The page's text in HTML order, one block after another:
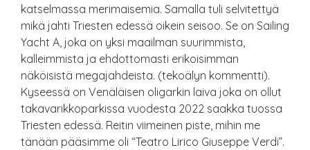
katselmassa merimaisemia. Samalla tuli selvitettyä
mikä jahti Triesten edessä oikein seisoo. Se on Sailing
Yacht A, joka on yksi maailman suurimmista,
kalleimmista ja ehdottomasti erikoisimman
näköisistä megajahdeista. (tekoälyn kommentti).
Kyseessä on Venäläisen oligarkin laiva joka on ollut
takavarikkoparkissa vuodesta 2022 saakka tuossa
Triesten edessä. Reitin viimeinen piste, mihin me
tänään pääsimme oli “Teatro Lirico Giuseppe Verdi”.